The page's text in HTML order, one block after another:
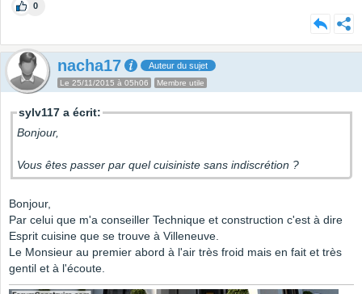
0
nacha17 Auteur du sujet
Le 25/11/2015 à 05h06 Membre utile
sylv117 a écrit:
Bonjour,
Vous êtes passer par quel cuisiniste sans indiscrétion ?
Bonjour,
Par celui que m'a conseiller Technique et construction c'est à dire
Esprit cuisine que se trouve à Villeneuve.
Le Monsieur au premier abord à l'air très froid mais en fait et très
gentil et à l'écoute.